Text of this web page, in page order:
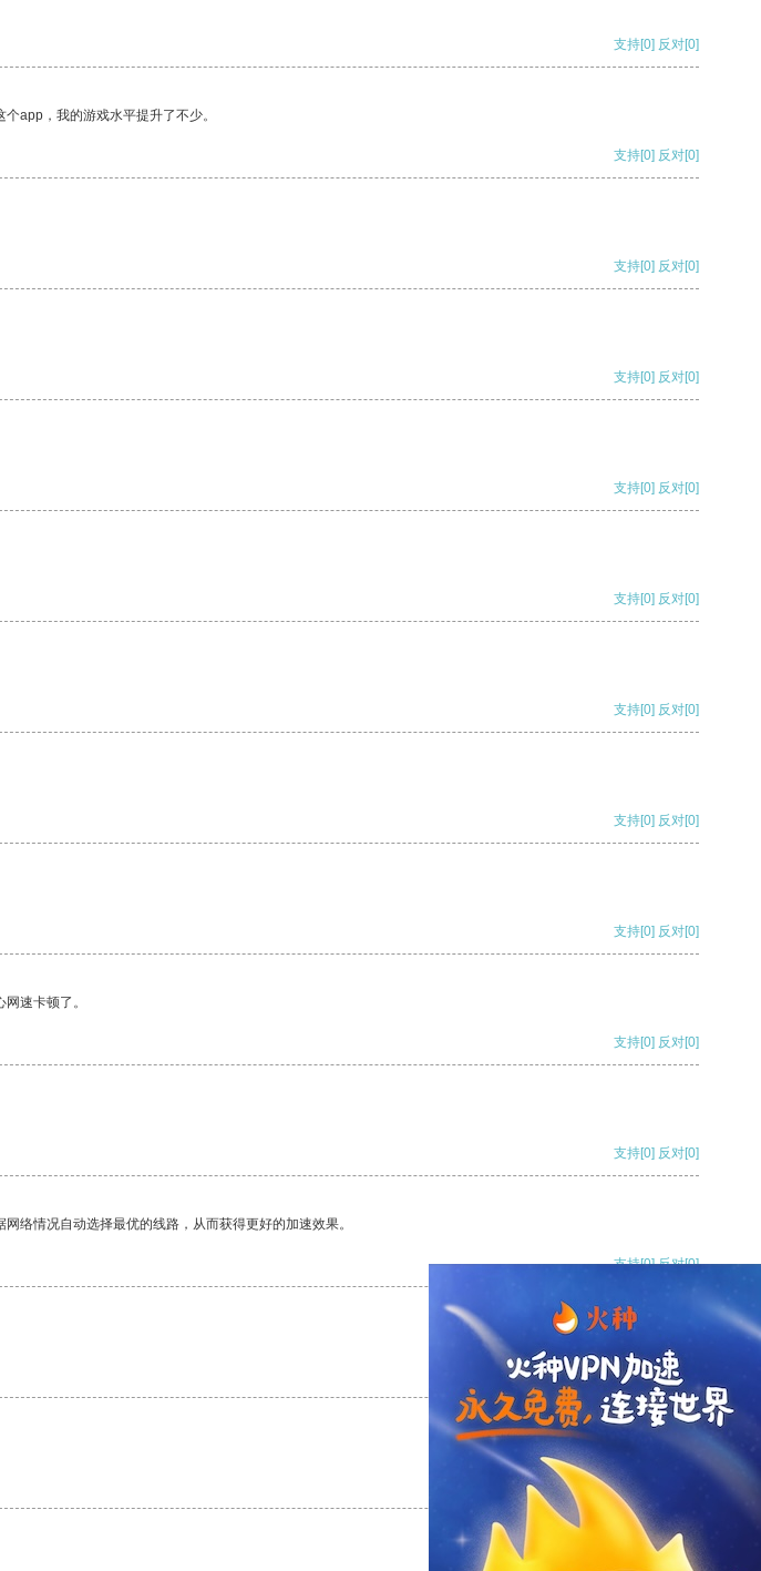
支持[0] 反对[0]
app，我的游戏水平提升了不少。
支持[0] 反对[0]
支持[0] 反对[0]
支持[0] 反对[0]
支持[0] 反对[0]
支持[0] 反对[0]
支持[0] 反对[0]
支持[0] 反对[0]
支持[0] 反对[0]
速卡顿了。
支持[0] 反对[0]
支持[0] 反对[0]
络情况自动选择最优的线路，从而获得更好的加速效果。
支持[0] 反对[0]
支持[0] 反对
支持